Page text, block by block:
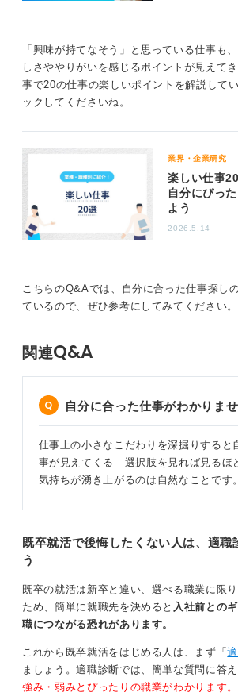
ますよ。
17
「興味が持てなそう」と思っている仕事も
しさややりがいを感じるポイントが見えて
事で20の仕事の楽しいポイントを解説して
ックしてくださいね。
業界・企業研究
楽しい仕事
自分にぴっ
よう
2026.5.14
こちらのQ&Aでは、自分に合った仕事探し
ているので、ぜひ参考にしてみてください。
関連Q&A
自分に合った仕事がわかりま
仕事上の小さなこだわりを深掘りすると
事が見えてくる 選択肢を見れば見るほ
気持ちが湧き上がるのは自然なことです
既卒就活で後悔したくない人は、適職
う
既卒の就活は新卒と違い、選べる職業に限
ため、簡単に就職先を決めると 入社前との
職につながる恐れがあります。
これから既卒就活をはじめる人は、まず「
ましょう。適職診断では、簡単な質問に答
強み・弱みとぴったりの職業がわかります。